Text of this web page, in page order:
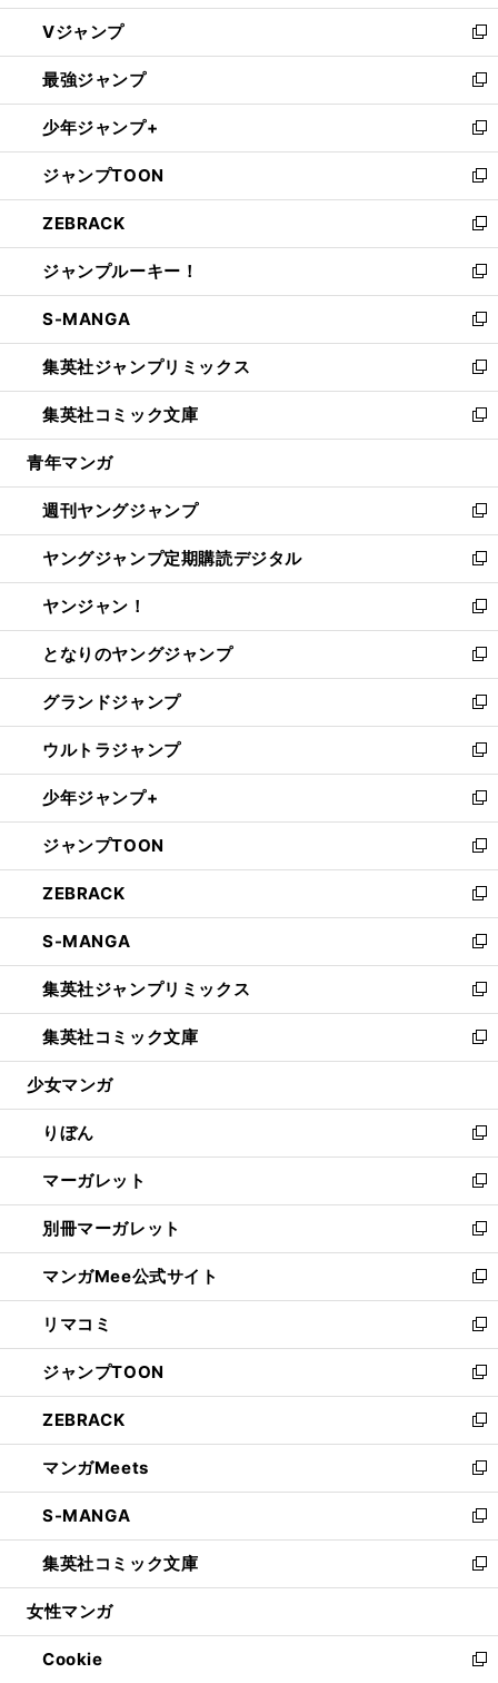
ウ
ィ
ン
ド
ウ
で
開
く
し
い
ウ
ィ
ン
ド
ウ
で
開
く
Vジャンプ
新
し
い
ウ
ィ
ン
ド
ウ
で
開
く
最強ジャンプ
新
し
い
ウ
ィ
ン
ド
ウ
で
開
く
少年ジャンプ+
新
し
い
ウ
ィ
ン
ド
ウ
で
開
く
ジャンプTOON
新
し
い
ウ
ィ
ン
ド
ウ
で
開
く
ZEBRACK
新
し
い
ウ
ィ
ン
ド
ウ
で
開
ジャンプルーキー！
新
し
い
ウ
ィ
ン
ド
ウ
開
く
S-MANGA
新
し
い
ウ
ィ
ン
ウ
で
開
く
集英社ジャンプリミックス
新
し
い
ウ
ン
ド
ウ
で
開
く
集英社コミック文庫
新
し
ウ
ィ
ン
ド
ウ
で
開
く
青年マンガ
週刊ヤングジャンプ
新
し
い
ウ
ィ
ン
ド
ウ
で
開
く
ヤングジャンプ定期購読デジタル
新
し
い
ウ
ィ
ン
ド
ウ
で
開
く
ヤンジャン！
新
し
い
ウ
ィ
ン
ド
ウ
で
開
く
となりのヤングジャンプ
新
し
い
ウ
ィ
ン
ド
ウ
で
開
く
グランドジャンプ
新
し
い
ウ
ィ
ン
ド
ウ
で
開
く
ウルトラジャンプ
新
し
い
ウ
ィ
ン
ド
ウ
で
開
く
少年ジャンプ+
新
し
い
ウ
ィ
ン
ド
ウ
で
開
く
ジャンプTOON
新
し
い
ウ
ィ
ン
ド
ウ
で
開
ZEBRACK
新
し
い
ウ
ィ
ン
ド
ウ
開
く
S-MANGA
新
し
い
ウ
ィ
ン
ウ
で
開
く
集英社ジャンプリミックス
新
し
い
ウ
ン
ド
ウ
で
開
く
集英社コミック文庫
新
し
ウ
ィ
ン
ド
ウ
で
開
く
少女マンガ
りぼん
新
し
い
ウ
ィ
ン
ド
ウ
で
開
く
マーガレット
新
し
い
ウ
ィ
ン
ド
ウ
で
開
く
別冊マーガレット
新
し
い
ウ
ィ
ン
ド
ウ
で
開
く
マンガMee公式サイト
新
し
い
ウ
ィ
ン
ド
ウ
で
開
く
リマコミ
新
し
い
ウ
ィ
ン
ド
ウ
で
開
く
ジャンプTOON
新
し
い
ウ
ィ
ン
ド
ウ
で
開
ZEBRACK
新
し
い
ウ
ィ
ン
ド
ウ
開
く
マンガMeets
新
し
い
ウ
ィ
ン
ウ
で
S-MANGA
新
し
い
ウ
ン
ド
集英社コミック文庫
新
し
ウ
ィ
女性マンガ
Cookie
新